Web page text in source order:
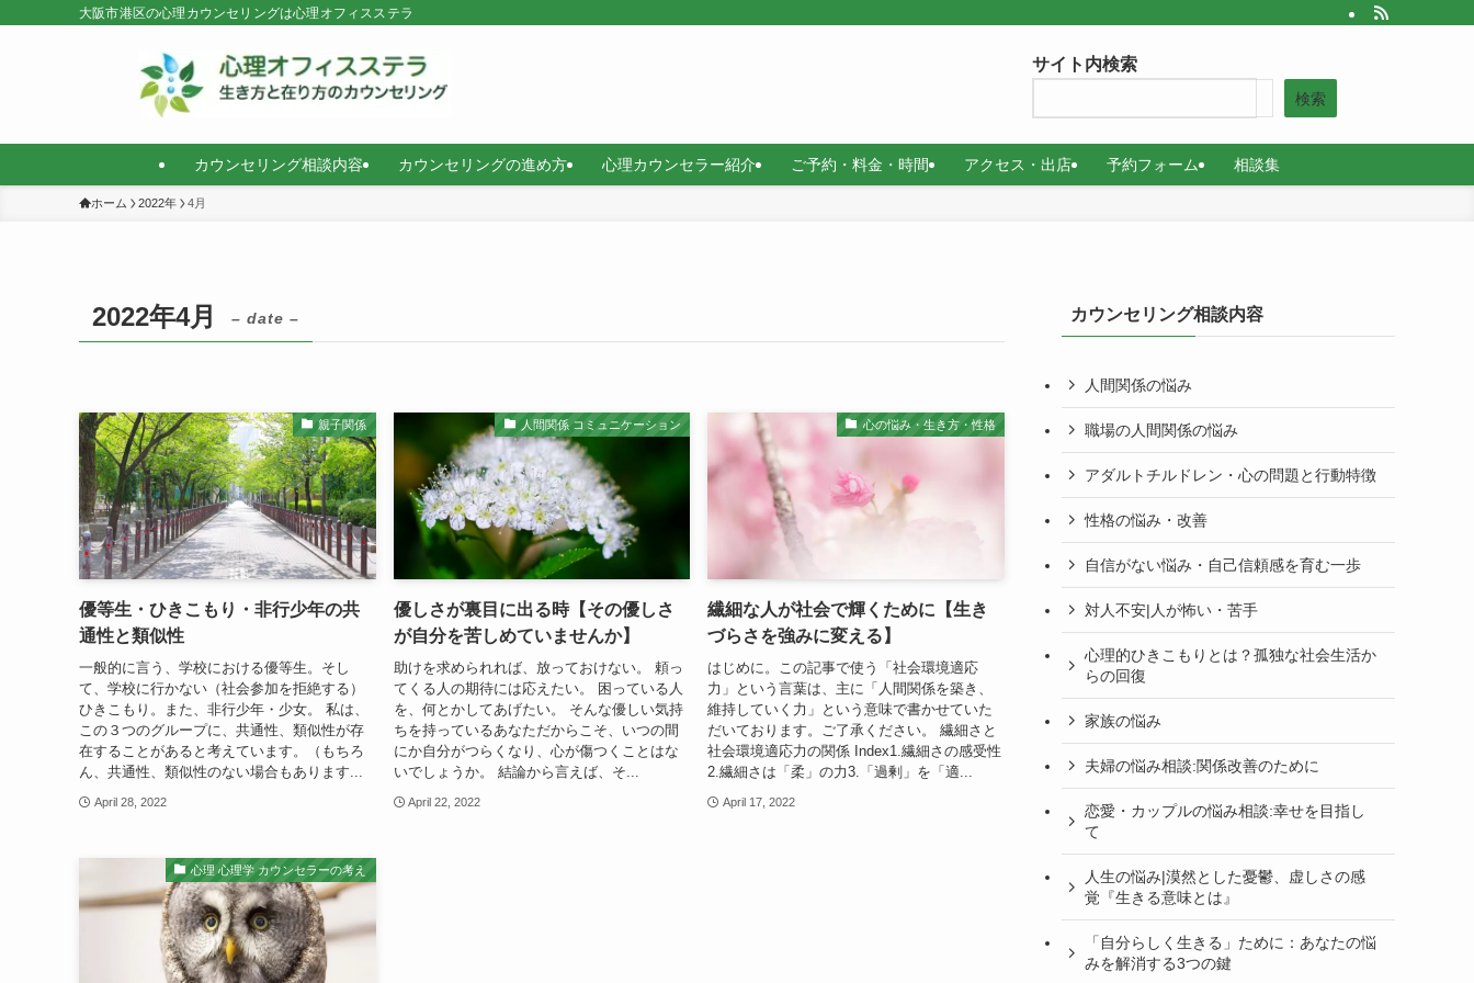
大阪市港区の心理カウンセリングは心理オフィスステラ
カウンセリング相談内容 カウンセリングの進め方 心理カウンセラー紹介 ご予約・料金・時間 アクセス・出店 予約フォーム 相談集
サイト内検索
検索
ホーム 2022年 4月
2022年4月 – date –
親子関係
優等生・ひきこもり・非行少年の共
通性と類似性
一般的に言う、学校における優等生。そし
て、学校に行かない（社会参加を拒絶する）
ひきこもり。また、非行少年・少女。 私は、
この３つのグループに、共通性、類似性が存
在することがあると考えています。（もちろ
ん、共通性、類似性のない場合もあります...
April 28, 2022
人間関係 コミュニケーション
優しさが裏目に出る時【その優しさ
が自分を苦しめていませんか】
助けを求められれば、放っておけない。 頼っ
てくる人の期待には応えたい。 困っている人
を、何とかしてあげたい。 そんな優しい気持
ちを持っているあなただからこそ、いつの間
にか自分がつらくなり、心が傷つくことはな
いでしょうか。 結論から言えば、そ...
April 22, 2022
心の悩み・生き方・性格
繊細な人が社会で輝くために【生き
づらさを強みに変える】
はじめに。この記事で使う「社会環境適応
力」という言葉は、主に「人間関係を築き、
維持していく力」という意味で書かせていた
だいております。ご了承ください。 繊細さと
社会環境適応力の関係 Index1.繊細さの感受性
2.繊細さは「柔」の力3.「過剰」を「適...
April 17, 2022
心理 心理学 カウンセラーの考え
カウンセリング相談内容
人間関係の悩み
職場の人間関係の悩み
アダルトチルドレン・心の問題と行動特徴
性格の悩み・改善
自信がない悩み・自己信頼感を育む一歩
対人不安|人が怖い・苦手
心理的ひきこもりとは？孤独な社会生活か
らの回復
家族の悩み
夫婦の悩み相談:関係改善のために
恋愛・カップルの悩み相談:幸せを目指し
て
人生の悩み|漠然とした憂鬱、虚しさの感
覚『生きる意味とは』
「自分らしく生きる」ために：あなたの悩
みを解消する3つの鍵